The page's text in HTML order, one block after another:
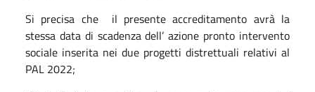
Si precisa che il presente accreditamento avrà la
stessa data di scadenza dell’ azione pronto intervento
sociale inserita nei due progetti distrettuali relativi al
PAL 2022;